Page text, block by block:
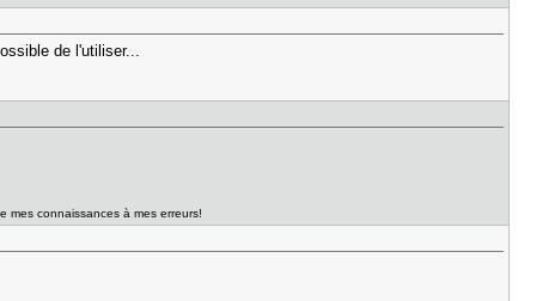
de l'utiliser...
mes connaissances à mes erreurs!